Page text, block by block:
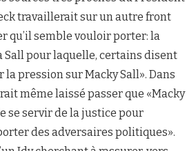
travaillerait sur un autre front
qu’il semble vouloir porter: la
pour laquelle, certains disent
la pression sur Macky Sall». Dans
même laissé passer que «Macky
se servir de la justice pour
des adversaires politiques».